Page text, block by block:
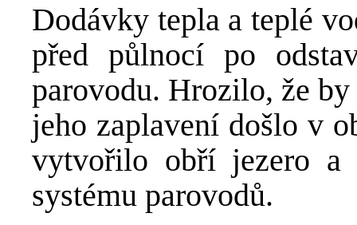
Dodávky tepla a teplé
před půlnocí po
parovodu. Hrozilo, že
jeho zaplavení došlo v
vytvořilo obří jezero a
systému parovodů.